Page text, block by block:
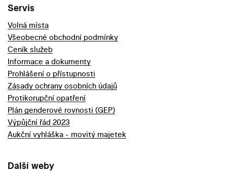
Servis
Volná místa
Všeobecné obchodní podmínky
Ceník služeb
Informace a dokumenty
Prohlášení o přístupnosti
Zásady ochrany osobních údajů
Protikorupční opatření
Plán genderové rovnosti (GEP)
Výpůjční řád 2023
Aukční vyhláška - movitý majetek
Další weby